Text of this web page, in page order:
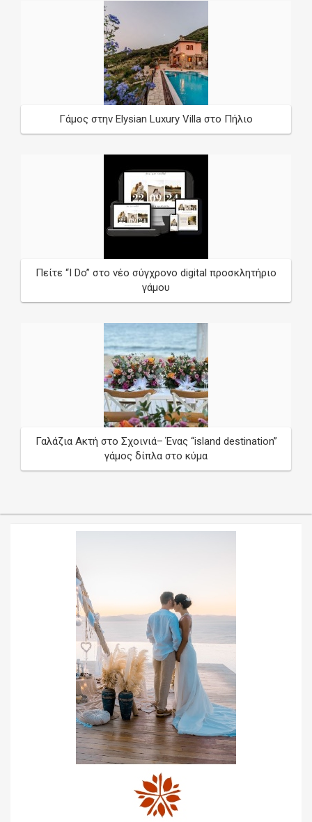
Γάμος στην Elysian Luxury Villa στο Πήλιο
Πείτε “I Do” στο νέο σύγχρονο digital προσκλητήριο
γάμου
Γαλάζια Ακτή στο Σχοινιά– Ένας “island destination”
γάμος δίπλα στο κύμα